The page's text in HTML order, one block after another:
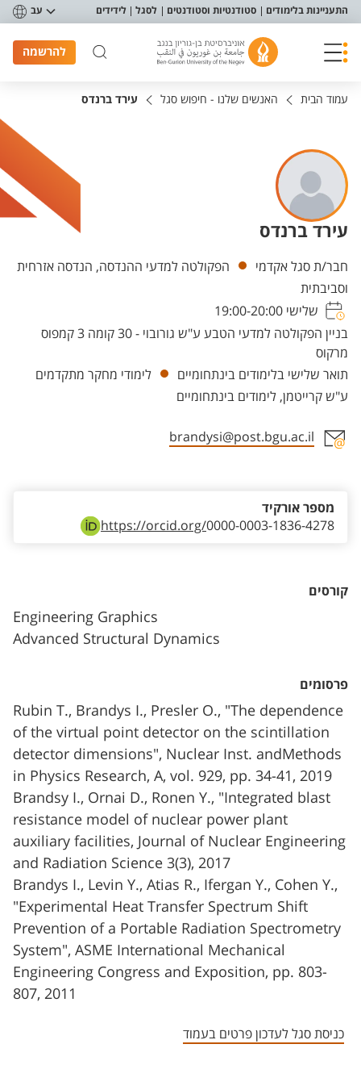
תפריט נגישות
התעניינות בלימודים סטודנטיות וסטודנטים לסגל לידידים עב
להרשמה
עמוד הבית האנשים שלנו - חיפוש סגל עירד ברנדס
עירד ברנדס
יחידות
חבר/ת סגל אקדמי
הפקולטה למדעי ההנדסה, הנדסה אזרחית
וסביבתית
בניין הפקולטה למדעי הטבע ע"ש גורובוי - 30 קומה 3 קמפוס
מרקוס
שלישי 19:00-20:00
תואר שלישי בלימודים בינתחומיים
לימודי מחקר מתקדמים
ע"ש קרייטמן, לימודים בינתחומיים
brandysi@post.bgu.ac.il
https://orcid.org/0000-0003-1836-4278
מספר אורקיד
קורסים
Engineering Graphics
Advanced Structural Dynamics
פרסומים
Rubin T., Brandys I., Presler O., "The dependence
of the virtual point detector on the scintillation
detector dimensions", Nuclear Inst. andMethods
in Physics Research, A, vol. 929, pp. 34-41, 2019
Brandsy I., Ornai D., Ronen Y., "Integrated blast
resistance model of nuclear power plant
auxiliary facilities, Journal of Nuclear Engineering
and Radiation Science 3(3), 2017
Brandys I., Levin Y., Atias R., Ifergan Y., Cohen Y.,
"Experimental Heat Transfer Spectrum Shift
Prevention of a Portable Radiation Spectrometry
System", ASME International Mechanical
Engineering Congress and Exposition, pp. 803-
807, 2011
כניסת סגל לעדכון פרטים בעמוד